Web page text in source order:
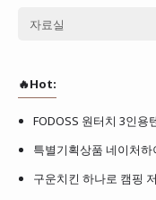
🔥Hot:
FODOSS 원터치 3인용
특별기획상품 네이처
구운치킨 하나로 캠핑